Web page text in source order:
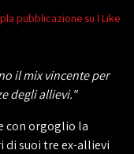
pubblicazione su I Like
il mix vincente per
degli allievi."
con orgoglio la
di suoi tre ex-allievi